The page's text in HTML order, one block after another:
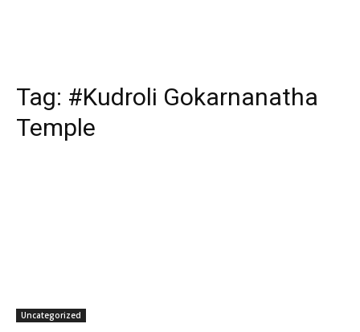
Tag: #Kudroli Gokarnanatha
Temple
Uncategorized